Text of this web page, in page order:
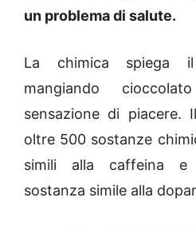
un problema di salute.
La chimica spiega
mangiando
sensazione di piacere.
oltre 500 sostanze
simili alla caffeina e
sostanza simile alla